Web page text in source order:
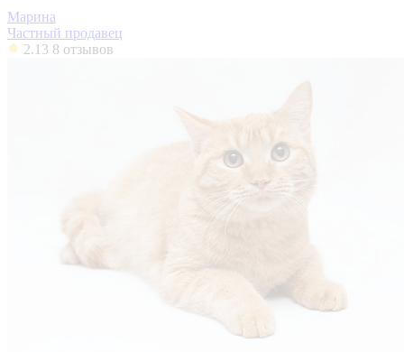
Марина
Частный продавец
2.13 8 отзывов